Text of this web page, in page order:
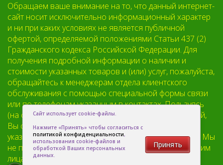
Обращаем ваше внимание на то, что данный интернет-
сайт носит исключительно информационный характер
и ни при каких условиях не является публичной
офертой, определяемой положениями Статьи 437 (2)
Гражданского кодекса Российской Федерации. Для
получения подробной информации о наличии и
стоимости указанных товаров и (или) услуг, пожалуйста,
обращайтесь к менеджерам отдела клиентского
обслуживания с помощью специальной формы связи
или по телефонам указанным в контактах. Пользуясь
(на сайте) формой обратной связи или регистрацией,
Вы соглашаетесь с тем что мы будем хранить
указанную Вами, Вашу персональную информацию. Мы
не предоставляем Вашу личную информацию третьим
лицам, кроме случаев предусмотренных
Сайт использует cookie-файлы.
Нажмите «Принять» чтобы согласиться с
политикой конфиденциальности,
использования cookie-файлов и
обработкой Ваших персональных
данных.
Принять